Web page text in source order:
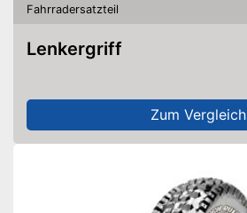
Fahrradersatzteil
Lenkergriff
Zum Vergleich